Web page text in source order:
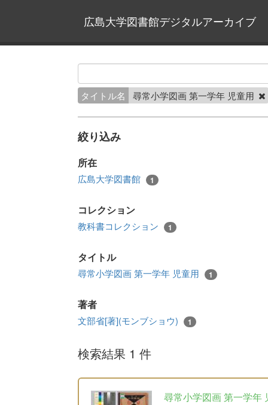
広島大学図書館デジタルアーカイブ
タイトル名 尋常小学図画 第一学年 児童用
絞り込み
所在
広島大学図書館 1
コレクション
教科書コレクション 1
タイトル
尋常小学図画 第一学年 児童用 1
著者
文部省[著](モンブショウ) 1
検索結果 1 件
尋常小学図画 第一学年